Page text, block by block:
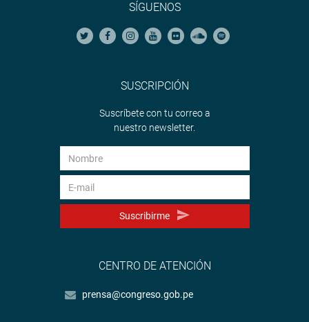
SÍGUENOS
SUSCRIPCIÓN
Suscríbete con tu correo a
nuestro newsletter.
Suscribirme
CENTRO DE ATENCIÓN
prensa@congreso.gob.pe